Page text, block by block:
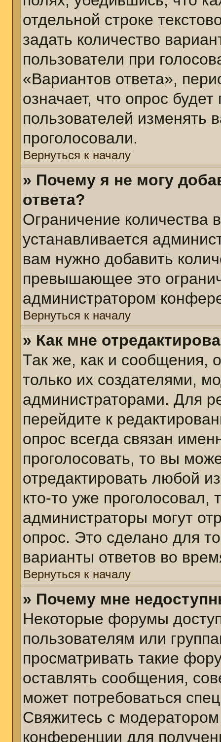
отдельной строке
задать количество
пользователи при
«Вариантов ответа»,
означает, что опрос
пользователей изменять
проголосовали.
Вернуться к началу
» Почему я не могу
ответа?
Ограничение количества
устанавливается
вам нужно добавить
превышающее это
администратором
Вернуться к началу
» Как мне
Так же, как и сообщения,
только их создателями,
администраторами. Для
перейдите к
опрос всегда связан
проголосовать, то вы
отредактировать любой
кто-то уже
администраторы могут
опрос. Это сделано для
варианты ответов во
Вернуться к началу
» Почему мне
Некоторые форумы
пользователям или
просматривать такие
оставлять сообщения,
может потребоваться
Свяжитесь с
конференции для